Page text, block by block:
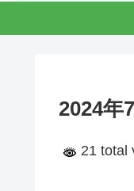
2024
21 total